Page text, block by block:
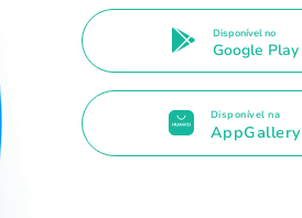
Disponível no
Google Play
Disponível na
AppGallery